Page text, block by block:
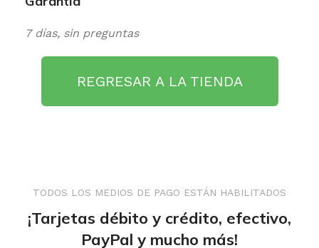
7 días, sin preguntas
REGRESAR A LA TIENDA
TODOS LOS MEDIOS DE PAGO ESTÁN HABILITADOS
¡Tarjetas débito y crédito, efectivo,
PayPal y mucho más!